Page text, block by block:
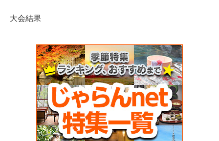
大会結果